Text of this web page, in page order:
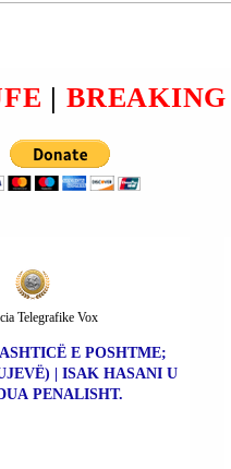
| BREAKING
E POSHTME;
| ISAK HASANI U
PENALISHT.
Telegrafike Vox